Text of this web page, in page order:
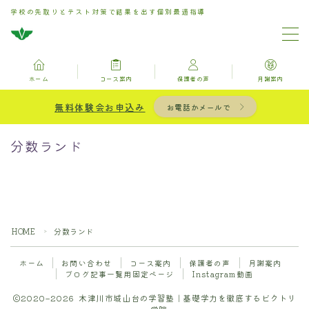
学校の先取りとテスト対策で結果を出す個別最適指導
月謝案内
ホーム コース案内 保護者の声 月謝案内
無料体験会お申込み お電話かメールで
分数ランド
HOME ＞ 分数ランド
ホーム お問い合わせ コース案内 保護者の声
月謝案内
ブログ記事一覧用固定ページ
Instagram動画
2020–2026 木津川市城山台の学習塾｜基礎学力を徹底するビクトリ